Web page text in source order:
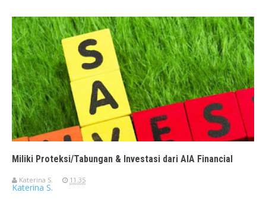
Miliki Proteksi/Tabungan & Investasi dari AIA Financial
Katerina S. 11.35
Katerina S.